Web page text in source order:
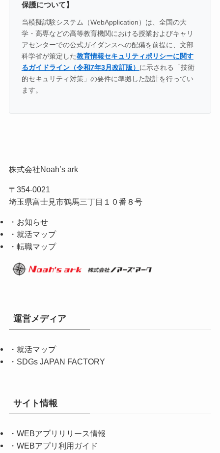
保護について】
当模擬試験システム（WebApplication）は、全国の大
学・高専などの高等教育機関における授業およびキャリ
アセンターでの公式ガイダンスへの配備を前提に、文部
科学省が策定した教育情報セキュリティポリシーに関す
るガイドライン（令和7年3月改訂版） に示される「技術
的セキュリティ対策」の要件に準拠した設計を行ってい
ます。
株式会社Noah’s ark
〒354-0021
埼玉県富士見市鶴馬三丁目１０番８号
・お知らせ
・就活マップ
・転職マップ
運営メディア
・ 就活マップ
・ SDGs JAPAN FACTORY
サイト情報
・ WEBアプリリリース情報
・ WEBアプリ利用ガイド